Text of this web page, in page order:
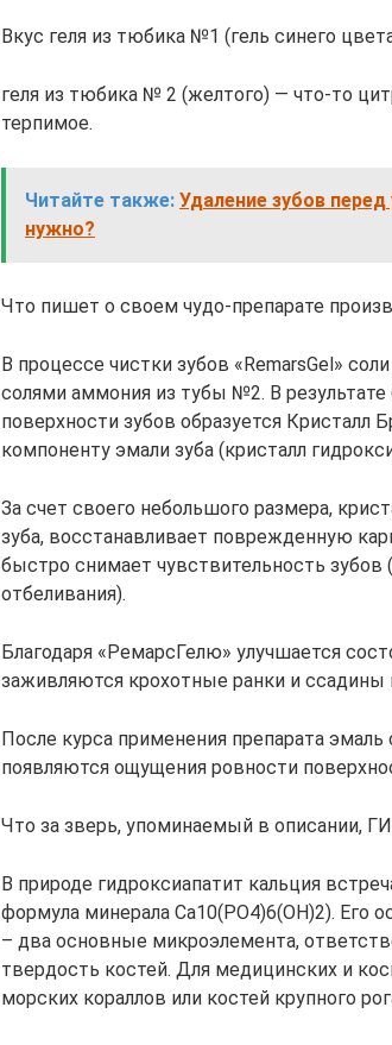
Вкус геля из тюбика №1 (гель синего
геля из тюбика № 2 (желтого) — что-то
терпимое.
Читайте также: Удаление зубов
нужно?
Что пишет о своем чудо-препарате
В процессе чистки зубов «RemarsGel»
солями аммония из тубы №2. В результате
поверхности зубов образуется Кристалл
компоненту эмали зуба (кристалл
За счет своего небольшого размера,
зуба, восстанавливает поврежденную
быстро снимает чувствительность зубов
отбеливания).
Благодаря «РемарсГелю» улучшается
заживляются крохотные ранки и ссадины
После курса применения препарата
появляются ощущения ровности
Что за зверь, упоминаемый в описании,
В природе гидроксиапатит кальция
формула минерала Сa10(PO4)6(OH)2).
– два основные микроэлемента,
твердость костей. Для медицинских и
морских кораллов или костей крупного